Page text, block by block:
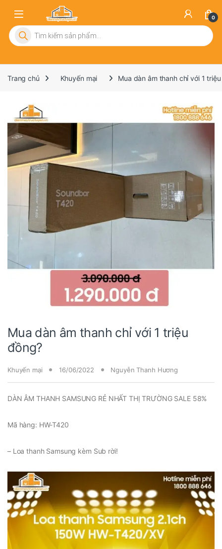
0
Tìm kiếm sản phẩm
Trang chủ Khuyến mại Mua dàn âm thanh chỉ với 1
Mua dàn âm thanh chỉ với 1 triệu
đồng?
Khuyến mại 16/06/2022 Nguyễn Thanh Hương
DÀN ÂM THANH SAMSUNG RẺ NHẤT THỊ TRƯỜNG SALE 58%
Mã hàng: HW-T420
– Loa thanh Samsung kèm Sub rời!